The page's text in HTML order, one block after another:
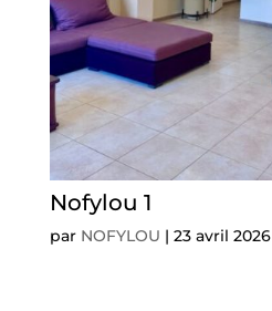
Nofylou 1
par NOFYLOU | 23 avril 2026